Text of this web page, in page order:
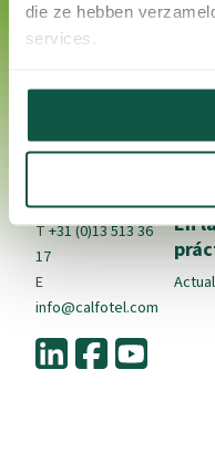
die ze hebben
services.
Contacto
marca de VDK-agri
De Sonman 21
Moergestel
T+31 (0)13 513 36
17
E
info@calfotel.com
En